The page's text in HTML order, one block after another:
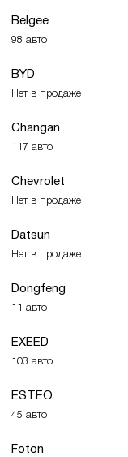
Belgee
98 авто
BYD
Нет в продаже
Changan
117 авто
Chevrolet
Нет в продаже
Datsun
Нет в продаже
Dongfeng
11 авто
EXEED
103 авто
ESTEO
45 авто
Foton